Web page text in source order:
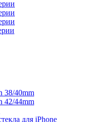
38/40mm
42/44mm
для iPhone